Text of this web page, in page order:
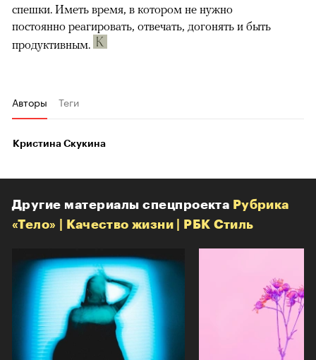
спешки. Иметь время, в котором не нужно
постоянно реагировать, отвечать, догонять и быть
продуктивным.
Авторы Теги
Кристина Скукина
Другие материалы спецпроекта Рубрика
«Тело» | Качество жизни | РБК Стиль